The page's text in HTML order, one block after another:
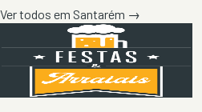
Ver todos em Santarém →